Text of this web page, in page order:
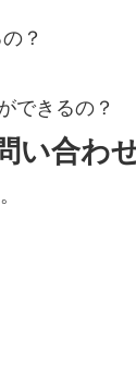
？
できるの？
い合わ